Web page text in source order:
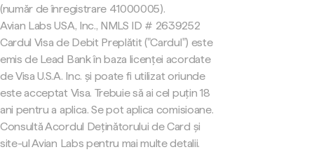
(număr de înregistrare 41000005).
Avian Labs USA, Inc., NMLS ID # 2639252
Cardul Visa de Debit Preplătit ("Cardul") este
emis de Lead Bank în baza licenței acordate
de Visa U.S.A. Inc. și poate fi utilizat oriunde
este acceptat Visa. Trebuie să ai cel puțin 18
ani pentru a aplica. Se pot aplica comisioane.
Consultă Acordul Deținătorului de Card și
site-ul Avian Labs pentru mai multe detalii.